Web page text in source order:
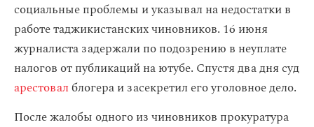
социальные проблемы и указывал на недостатки в
работе таджикистанских чиновников. 16 июня
журналиста задержали по подозрению в неуплате
налогов от публикаций на ютубе. Спустя два дня суд
арестовалблогера и засекретил его уголовное дело.
После жалобы одного из чиновников прокуратура